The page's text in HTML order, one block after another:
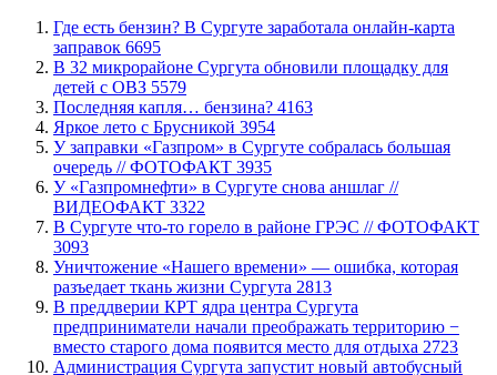
​Где есть бензин? В Сургуте заработала онлайн-карта
заправок 6695
В 32 микрорайоне Сургута обновили площадку для
детей с ОВЗ 5579
​Последняя капля… бензина? 4163
Яркое лето с Брусникой 3954
​У заправки «Газпром» в Сургуте собралась большая
очередь // ФОТОФАКТ 3935
У «Газпромнефти» в Сургуте снова аншлаг //
ВИДЕОФАКТ 3322
​В Сургуте что-то горело в районе ГРЭС // ФОТОФАКТ
3093
​Уничтожение «Нашего времени» — ошибка, которая
разъедает ткань жизни Сургута 2813
​В преддверии КРТ ядра центра Сургута
предприниматели начали преображать территорию −
вместо старого дома появится место для отдыха 2723
​Администрация Сургута запустит новый автобусный